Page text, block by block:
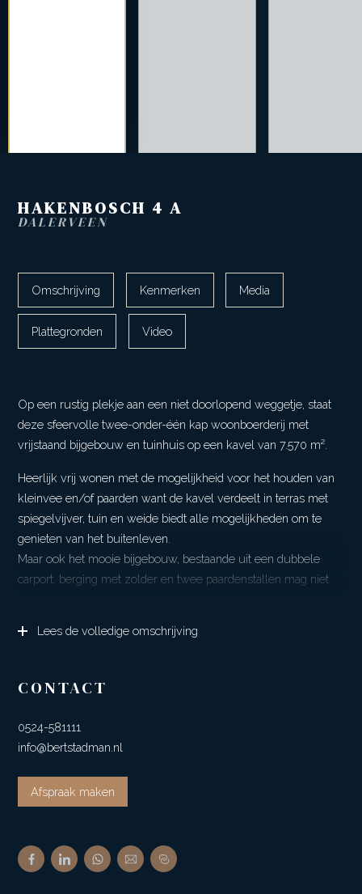
HAKENBOSCH 4 A
DALERVEEN
Omschrijving Kenmerken Media
Plattegronden Video
Op een rustig plekje aan een niet doorlopend weggetje, staat
deze sfeervolle twee-onder-één kap woonboerderij met
vrijstaand bijgebouw en tuinhuis op een kavel van 7.570 m².
Heerlijk vrij wonen met de mogelijkheid voor het houden van
kleinvee en/of paarden want de kavel verdeelt in terras met
spiegelvijver, tuin en weide biedt alle mogelijkheden om te
genieten van het buitenleven.
Maar ook het mooie bijgebouw, bestaande uit een dubbele
carport, berging met zolder en twee paardenstallen mag niet
De woning is gebouwd omstreeks 1973 en vanaf 2006
tuindeuren loopt u zo naar het terras met de fraaie
De tuin ligt op het zuiden en biedt voldoende privacy. Door de
grootte van het perceel is er altijd een plekje in de zon of
schaduw.
INDELING
keuken, badkamer, toilet.
Verdieping: overloop, 2 slaapkamers.
Lees de volledige omschrijving
CONTACT
0524-581111
info@bertstadman.nl
Afspraak maken